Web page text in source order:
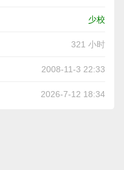
少校
321 小时
2008-11-3 22:33
2026-7-12 18:34